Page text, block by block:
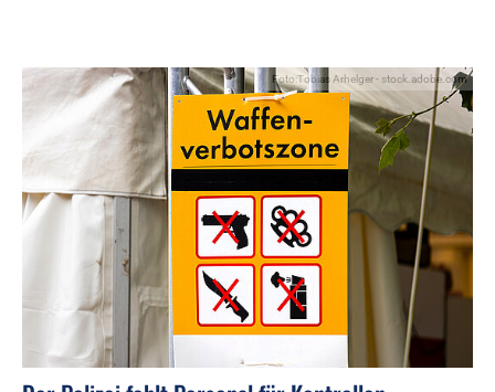
Foto:Tobias Arhelger - stock.adobe.com